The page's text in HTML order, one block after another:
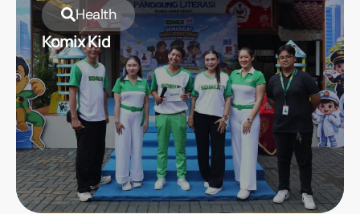
Health
Komix Kid